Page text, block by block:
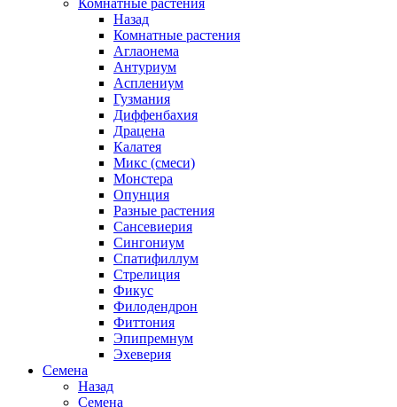
Комнатные растения
Назад
Комнатные растения
Аглаонема
Антуриум
Асплениум
Гузмания
Диффенбахия
Драцена
Калатея
Микс (смеси)
Монстера
Опунция
Разные растения
Сансевиерия
Сингониум
Спатифиллум
Стрелиция
Фикус
Филодендрон
Фиттония
Эпипремнум
Эхеверия
Семена
Назад
Семена